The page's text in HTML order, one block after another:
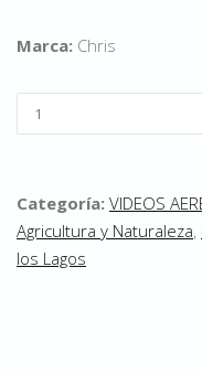
Marca: Chris
Categoría: VIDEOS
Agricultura y Naturaleza,
los Lagos